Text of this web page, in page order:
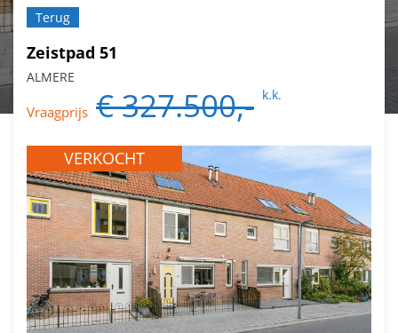
Terug
Zeistpad 51
ALMERE
Vraagprijs € 327.500,- k.k.
VERKOCHT